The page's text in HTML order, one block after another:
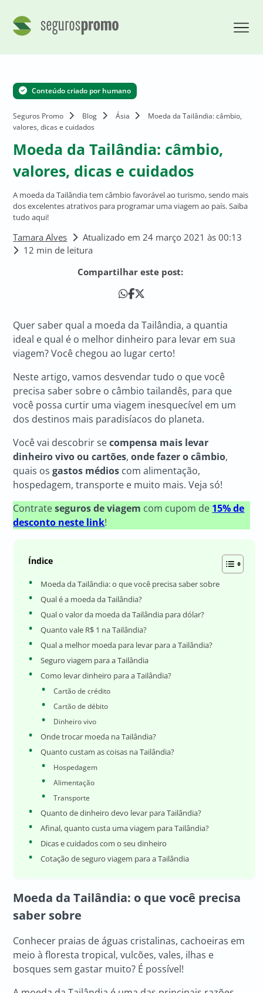
Conteúdo criado por humano
Seguros Promo Blog Ásia
Moeda da Tailândia: câmbio,
valores, dicas e cuidados
Moeda da Tailândia: câmbio,
valores, dicas e cuidados
A moeda da Tailândia tem câmbio favorável ao turismo, sendo mais
dos excelentes atrativos para programar uma viagem ao país. Saiba
tudo aqui!
Tamara Alves
Atualizado em 24 março 2021 às 00:13
12 min de leitura
Compartilhar este post:
Quer saber qual a moeda da Tailândia, a quantia
ideal e qual é o melhor dinheiro para levar em sua
viagem? Você chegou ao lugar certo!
Neste artigo, vamos desvendar tudo o que você
precisa saber sobre o câmbio tailandês, para que
você possa curtir uma viagem inesquecível em um
dos destinos mais paradisíacos do planeta.
Você vai descobrir secompensa mais levar
dinheiro vivo ou cartões,onde fazer o câmbio,
quais osgastos médios com alimentação,
hospedagem, transporte e muito mais. Veja só!
Contrateseguros de viagem com cupom de 15% de
desconto neste link!
Índice
Moeda da Tailândia: o que você precisa saber sobre
Qual é a moeda da Tailândia?
Qual o valor da moeda da Tailândia para dólar?
Quanto vale R$ 1 na Tailândia?
Qual a melhor moeda para levar para a Tailândia?
Seguro viagem para a Tailândia
Como levar dinheiro para a Tailândia?
Cartão de crédito
Cartão de débito
Dinheiro vivo
Onde trocar moeda na Tailândia?
Quanto custam as coisas na Tailândia?
Hospedagem
Alimentação
Transporte
Quanto de dinheiro devo levar para Tailândia?
Afinal, quanto custa uma viagem para Tailândia?
Dicas e cuidados com o seu dinheiro
Cotação de seguro viagem para a Tailândia
Moeda da Tailândia: o que você precisa
saber sobre
Conhecer praias de águas cristalinas, cachoeiras em
meio à floresta tropical, vulcões, vales, ilhas e
bosques sem gastar muito? É possível!